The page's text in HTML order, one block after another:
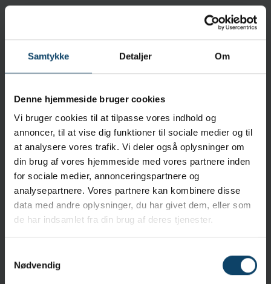
Samtykke Detaljer Om
Denne hjemmeside bruger cookies
Vi bruger cookies til at tilpasse vores indhold og
annoncer, til at vise dig funktioner til sociale medier og til
at analysere vores trafik. Vi deler også oplysninger om
din brug af vores hjemmeside med vores partnere inden
for sociale medier, annonceringspartnere og
analysepartnere. Vores partnere kan kombinere disse
data med andre oplysninger, du har givet dem, eller som
de har indsamlet fra din brug af deres tjenester.
Nødvendig
Each lot is tested before release and low endotoxin
introducing endotoxins and other contaminants
into product contact areas.
Egenskaber
Suitable for Grade A/B or ISO Class 5-8 environments
Meltblown polypropylene fabric is exceptionally clean
and free from additives
Specifikationer
Tør/Våd: Våd
Renrumsklassificering: ISO Class 5-8 Grade A/B
Sterilitet: Steril
23,0cm x 28,0cm